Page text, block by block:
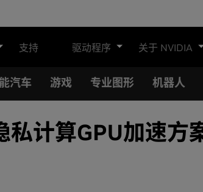
支持 驱动程序 关于 NVIDIA
汽车 游戏 专业图形 机器人
计算GPU加速方